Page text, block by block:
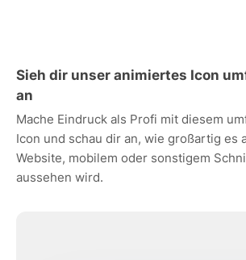
Sieh dir unser animiertes Icon
an
Mache Eindruck als Profi mit diesem
Icon und schau dir an, wie großartig es
Website, mobilem oder sonstigem
aussehen wird.